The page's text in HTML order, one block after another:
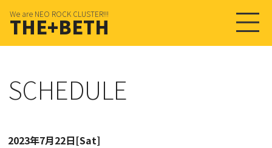
We are NEO ROCK CLUSTER!!!
THE+BETH
SCHEDULE
2023年7月22日[Sat]